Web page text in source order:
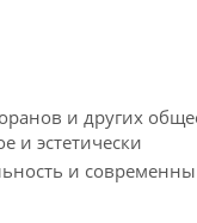
и других
и эстетически
и